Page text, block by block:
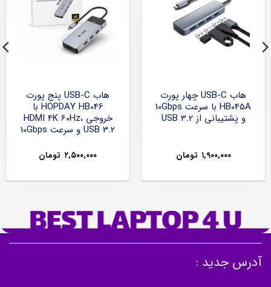
هاب USB-C چهار پورت
HB045A با سرعت 10Gbps
و پشتیبانی از USB 3.2
۱,۹۰۰,۰۰۰ تومان
هاب USB-C پنج پورت
HOPDAY HB046 با
خروجی HDMI 4K 60Hz،
USB 3.2 و سرعت 10Gbps
۲,۵۰۰,۰۰۰ تومان
آدرس جدید :